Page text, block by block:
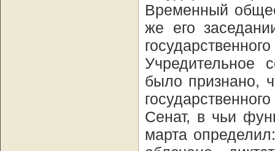
Временный
же его
Учредительное
было признано,
Сенат, в чьи
марта